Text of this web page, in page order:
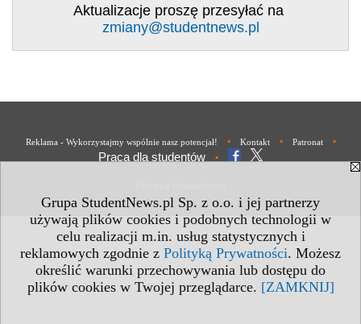
Grupa StudentNews.pl Sp. z o.o. i jej partnerzy
używają plików cookies i podobnych technologii w
celu realizacji m.in. usług statystycznych i
reklamowych zgodnie z Polityką Prywatności. Możesz
określić warunki przechowywania lub dostępu do
plików cookies w Twojej przeglądarce. [ZAMKNIJ]
Aktualizacje proszę przesyłać na
zmiany@studentnews.pl
Reklama - Wykorzystajmy wspólnie nasz potencjał! • Kontakt • Patronat •
Praca dla studentów •